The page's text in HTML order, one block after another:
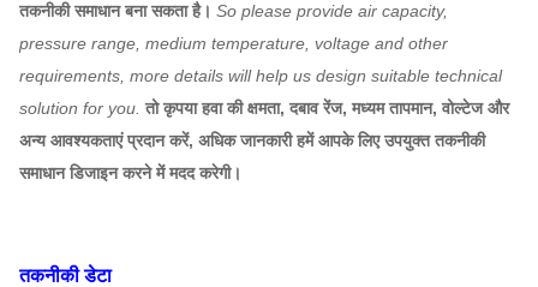
तकनीकी समाधान बना सकता है। So please provide air capacity,
pressure range, medium temperature, voltage and other
requirements, more details will help us design suitable technical
solution for you. तो कृपया हवा की क्षमता, दबाव रेंज, मध्यम तापमान, वोल्टेज और
अन्य आवश्यकताएं प्रदान करें, अधिक जानकारी हमें आपके लिए उपयुक्त तकनीकी
समाधान डिजाइन करने में मदद करेगी।
तकनीकी डेटा